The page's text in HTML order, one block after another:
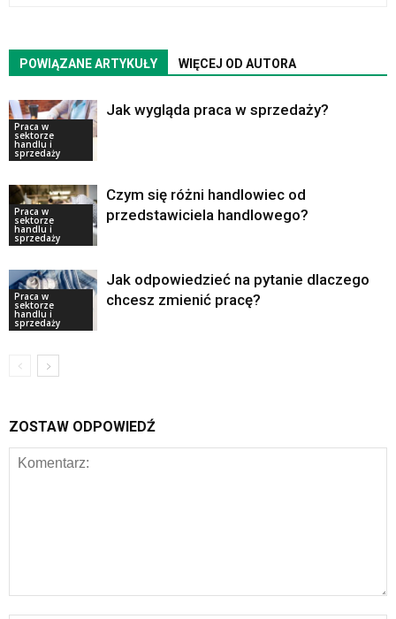
POWIĄZANE ARTYKUŁY WIĘCEJ OD AUTORA
Praca w
sektorze
handlu i
sprzedaży
Jak wygląda praca w sprzedaży?
Praca w
sektorze
handlu i
sprzedaży
Czym się różni handlowiec od
przedstawiciela handlowego?
Praca w
sektorze
handlu i
sprzedaży
Jak odpowiedzieć na pytanie dlaczego
chcesz zmienić pracę?
ZOSTAW ODPOWIEDŹ